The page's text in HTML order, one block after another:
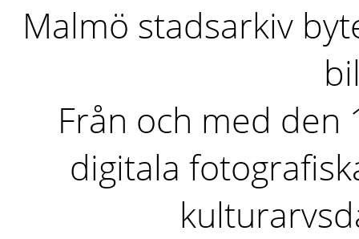
Malmö stadsarkiv
Från och med den
digitala